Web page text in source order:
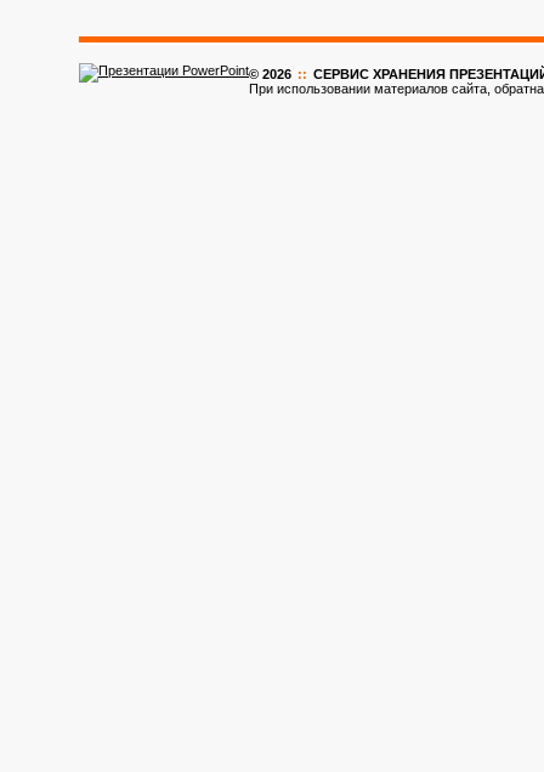
© 2026 :: CЕРВИС ХРАНЕНИЯ ПРЕЗЕНТАЦИЙ
При использовании материалов сайта,